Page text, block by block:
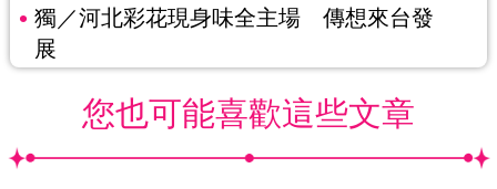
獨／河北彩花現身味全主場 傳想來台發
展
您也可能喜歡這些文章